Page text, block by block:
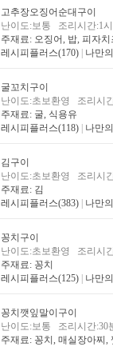
고추장오징어순대구이
난이도:보통 조리시간:1
주재료: 오징어, 밥, 피자
레시피플러스(170)
나만
굴꼬치구이
난이도:초보환영 조리시
주재료: 굴, 식용유
레시피플러스(118)
나만
김구이
난이도:초보환영 조리시
주재료: 김
레시피플러스(383)
나만
꽁치구이
난이도:초보환영 조리시
주재료: 꽁치
레시피플러스(125)
나만
꽁치깻잎말이구이
난이도:보통 조리시간
주재료: 꽁치, 매실장아찌,